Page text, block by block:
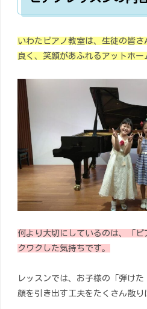
いわたピアノ教室は、生徒の皆
良く、笑顔があふれるアットホー
何より大切にしているのは、「
クワクした気持ちです。
レッスンでは、お子様の「弾け
顔を引き出す工夫をたくさん散り